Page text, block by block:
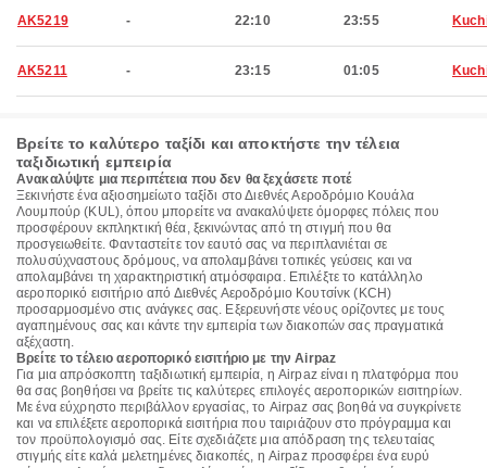
AK5219 - 22:10 23:55
AK5211 - 23:15 01:05
Βρείτε το καλύτερο ταξίδι και αποκτήστε την τέλεια
ταξιδιωτική εμπειρία
Ανακαλύψτε μια περιπέτεια που δεν θα ξεχάσετε ποτέ
Ξεκινήστε ένα αξιοσημείωτο ταξίδι στο Διεθνές Αεροδρόμιο Κουάλα
Λουμπούρ (KUL), όπου μπορείτε να ανακαλύψετε όμορφες πόλεις που
προσφέρουν εκπληκτική θέα, ξεκινώντας από τη στιγμή που θα
προσγειωθείτε. Φανταστείτε τον εαυτό σας να περιπλανιέται σε
πολυσύχναστους δρόμους, να απολαμβάνει τοπικές γεύσεις και να
απολαμβάνει τη χαρακτηριστική ατμόσφαιρα. Επιλέξτε το κατάλληλο
αεροπορικό εισιτήριο από Διεθνές Αεροδρόμιο Κουτσίνκ (KCH)
προσαρμοσμένο στις ανάγκες σας. Εξερευνήστε νέους ορίζοντες με τους
αγαπημένους σας και κάντε την εμπειρία των διακοπών σας πραγματικά
αξέχαστη.
Βρείτε το τέλειο αεροπορικό εισιτήριο με την Airpaz
Για μια απρόσκοπτη ταξιδιωτική εμπειρία, η Airpaz είναι η πλατφόρμα που
θα σας βοηθήσει να βρείτε τις καλύτερες επιλογές αεροπορικών εισιτηρίων.
Με ένα εύχρηστο περιβάλλον εργασίας, το Airpaz σας βοηθά να συγκρίνετε
και να επιλέξετε αεροπορικά εισιτήρια που ταιριάζουν στο πρόγραμμα και
τον προϋπολογισμό σας. Είτε σχεδιάζετε μια απόδραση της τελευταίας
στιγμής είτε καλά μελετημένες διακοπές, η Airpaz προσφέρει ένα ευρύ